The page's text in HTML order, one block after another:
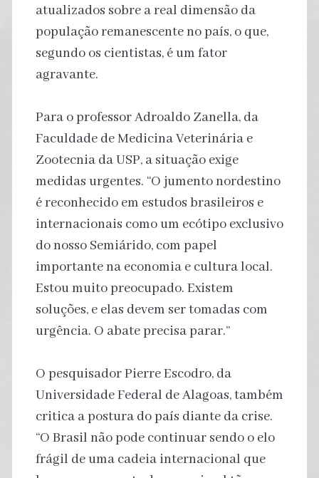
atualizados sobre a real dimensão da
população remanescente no país, o que,
segundo os cientistas, é um fator
agravante.
Para o professor Adroaldo Zanella, da
Faculdade de Medicina Veterinária e
Zootecnia da USP, a situação exige
medidas urgentes. “O jumento nordestino
é reconhecido em estudos brasileiros e
internacionais como um ecótipo exclusivo
do nosso Semiárido, com papel
importante na economia e cultura local.
Estou muito preocupado. Existem
soluções, e elas devem ser tomadas com
urgência. O abate precisa parar.”
O pesquisador Pierre Escodro, da
Universidade Federal de Alagoas, também
critica a postura do país diante da crise.
“O Brasil não pode continuar sendo o elo
frágil de uma cadeia internacional que